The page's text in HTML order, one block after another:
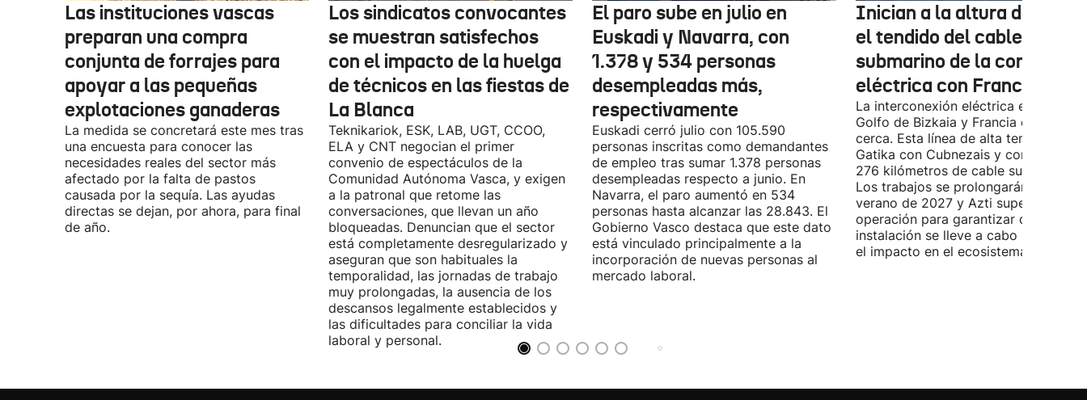
Las instituciones vascas
preparan una compra
conjunta de forrajes para
apoyar a las pequeñas
explotaciones ganaderas
La medida se concretará este mes tras
una encuesta para conocer las
necesidades reales del sector más
afectado por la falta de pastos
causada por la sequía. Las ayudas
directas se dejan, por ahora, para final
de año.
Los sindicatos convocantes
se muestran satisfechos
con el impacto de la huelga
de técnicos en las fiestas de
La Blanca
Teknikariok, ESK, LAB, UGT, CCOO,
ELA y CNT negocian el primer
convenio de espectáculos de la
Comunidad Autónoma Vasca, y exigen
a la patronal que retome las
conversaciones, que llevan un año
bloqueadas. Denuncian que el sector
está completamente desregularizado y
aseguran que son habituales la
temporalidad, las jornadas de trabajo
muy prolongadas, la ausencia de los
descansos legalmente establecidos y
las dificultades para conciliar la vida
laboral y personal.
El paro sube en julio en
Euskadi y Navarra, con
1.378 y 534 personas
desempleadas más,
respectivamente
Euskadi cerró julio con 105.590
personas inscritas como demandantes
de empleo tras sumar 1.378 personas
desempleadas respecto a junio. En
Navarra, el paro aumentó en 534
personas hasta alcanzar las 28.843. El
Gobierno Vasco destaca que este dato
está vinculado principalmente a la
incorporación de nuevas personas al
mercado laboral.
Inician a la altura de
el tendido del cable
submarino de la conexión
eléctrica con Francia
La interconexión eléctrica entre el
Golfo de Bizkaia y Francia está más
cerca. Esta línea de alta tensión unirá
Gatika con Cubnezais y contará con
276 kilómetros de cable submarino.
Los trabajos se prolongarán hasta
verano de 2027 y Azti supervisará la
operación para garantizar que la
instalación se lleve a cabo
el impacto en el ecosistema marino.